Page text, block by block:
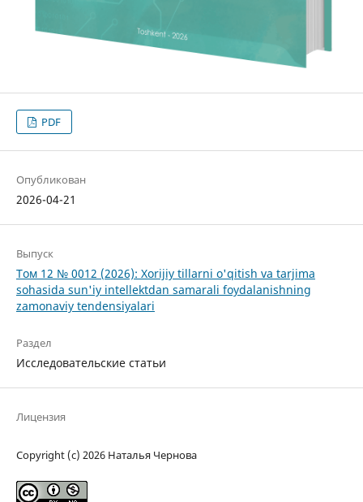
PDF
Опубликован
2026-04-21
Выпуск
Том 12 № 0012 (2026): Xorijiy tillarni o'qitish va tarjima
sohasida sun'iy intellektdan samarali foydalanishning
zamonaviy tendensiyalari
Раздел
Исследовательские статьи
Лицензия
Copyright (c) 2026 Наталья Чернова